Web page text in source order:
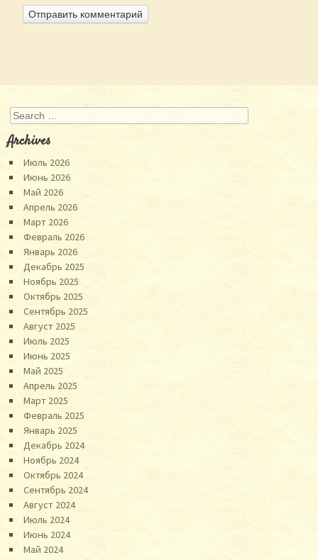
Search
Archives
Июль 2026
Июнь 2026
Май 2026
Апрель 2026
Март 2026
Февраль 2026
Январь 2026
Декабрь 2025
Ноябрь 2025
Октябрь 2025
Сентябрь 2025
Август 2025
Июль 2025
Июнь 2025
Май 2025
Апрель 2025
Март 2025
Февраль 2025
Январь 2025
Декабрь 2024
Ноябрь 2024
Октябрь 2024
Сентябрь 2024
Август 2024
Июль 2024
Июнь 2024
Май 2024